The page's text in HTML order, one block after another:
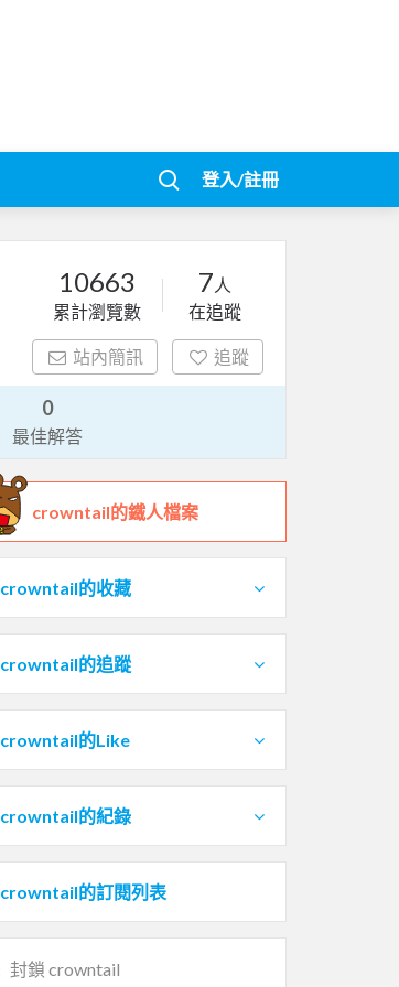
登入/註冊
10663
累計瀏覽數
7 人
在追蹤
站內簡訊 追蹤
0
最佳解答
crowntail的鐵人檔案
crowntail的收藏
crowntail的追蹤
crowntail的Like
crowntail的紀錄
crowntail的訂閱列表
封鎖 crowntail